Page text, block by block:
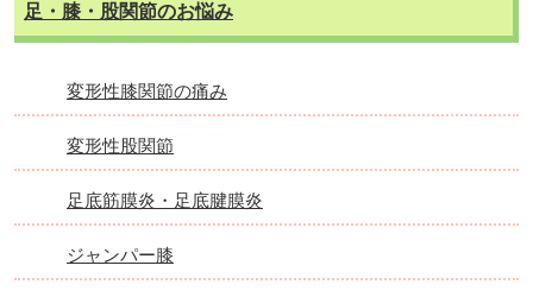
足・膝・股関節のお悩み
変形性膝関節の痛み
変形性股関節
足底筋膜炎・足底腱膜炎
ジャンパー膝